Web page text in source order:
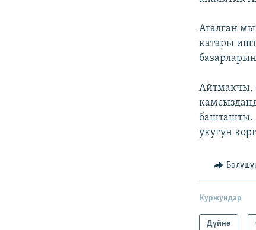
Аталган
катары
Айтмакчы,
башташты.
укугун
Куржундар
Дүйнө